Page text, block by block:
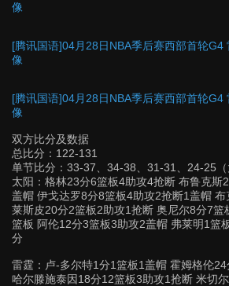
像
[腾讯国语]04月28日NBA季后赛西部首轮G4
像
[腾讯国语]04月28日NBA季后赛西部首轮G4
像
双方比分及数据
总比分：122-131
单节比分：33-37、34-38、31-31、24-25（
太阳：格林23分6篮板4助攻4抢断 布鲁克斯
盖帽 伊戈达罗8分8篮板4助攻2抢断1盖帽
莱斯皮20分2篮板2助攻1抢断 奥尼尔8分7篮
篮板 阿伦12分3篮板3助攻2盖帽 弗莱明1篮
分
雷霆：卢-多尔特1分1篮板1盖帽 霍姆格伦
哈尔滕施泰因18分12篮板3助攻1抢断 米切